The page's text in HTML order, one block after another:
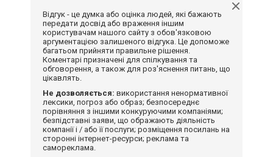
Відгук - це думка або оцінка людей, які бажають
передати досвід або враження іншим
користувачам нашого сайту з обов'язковою
аргументацією залишеного відгука. Це допоможе
багатьом прийняти правильне рішення.
Коментарі призначені для спілкування та
обговорення, а також для роз'яснення питань, що
цікавлять.
Не дозволяється: використання ненормативної
лексики, погроз або образ; безпосереднє
порівняння з іншими конкуруючими компаніями;
безпідставні заяви, що ображають діяльність
компанії і / або її послуги; розміщення посилань на
сторонні інтернет-ресурси; реклама та
самореклама.